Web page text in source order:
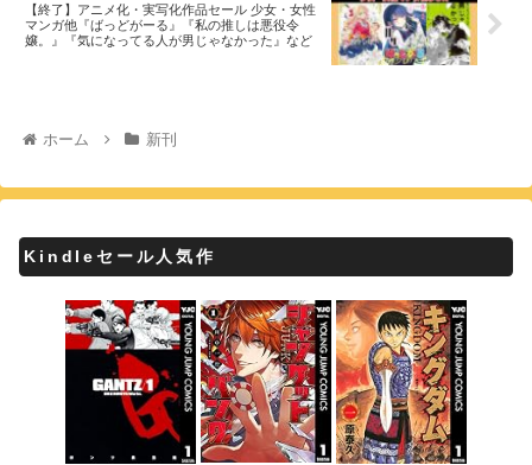
【終了】アニメ化・実写化作品セール 少女・女性
マンガ他『ばっどがーる』『私の推しは悪役令
嬢。』『気になってる人が男じゃなかった』など
ホーム 新刊
Kindleセール人気作